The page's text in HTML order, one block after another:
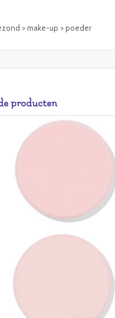
> make-up > poeder
producten